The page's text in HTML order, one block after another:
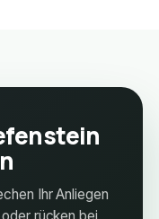
Ihr Anliegen